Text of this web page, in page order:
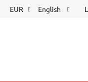
EUR English